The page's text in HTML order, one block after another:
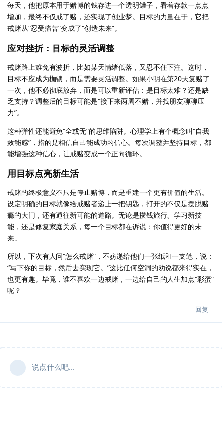
每天，他把原本用于赌博的钱存进一个透明罐子，看着存款一点点
增加，最终不仅戒了赌，还实现了创业梦。目标的力量在于，它把
戒赌从“忍受痛苦”变成了“创造未来”。
应对挫折：目标的灵活调整
戒赌路上难免有波折，比如某天情绪低落，又忍不住下注。这时，
目标不应成为枷锁，而是需要灵活调整。如果小明在第20天复赌了
一次，他不必彻底放弃，而是可以重新评估：是目标太难？还是缺
乏支持？调整后的目标可能是“接下来两周不赌，并找朋友聊聊压
力”。
这种弹性还能避免“全或无”的思维陷阱。心理学上有个概念叫“自我
效能感”，指的是相信自己能成功的信心。每次调整并坚持目标，都
能增强这种信心，让戒赌变成一个正向循环。
用目标点亮新生活
戒赌的终极意义不只是停止赌博，而是重建一个更有价值的生活。
设定明确的目标就像给戒赌者递上一把钥匙，打开的不仅是摆脱赌
瘾的大门，还有通往新可能的道路。无论是攒钱旅行、学习新技
能，还是修复家庭关系，每一个目标都在诉说：你值得更好的未
来。
所以，下次有人问“怎么戒赌”，不妨递给他们一张纸和一支笔，说：
“写下你的目标，然后去实现它。”这比任何空洞的劝说都来得实在，
也更有趣。毕竟，谁不喜欢一边戒赌，一边给自己的人生加点“彩蛋”
呢？
回复
说点什么吧...